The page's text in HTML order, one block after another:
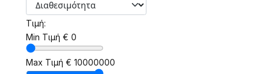
Τιμή:
Min Τιμή € 0
Max Τιμή € 10000000